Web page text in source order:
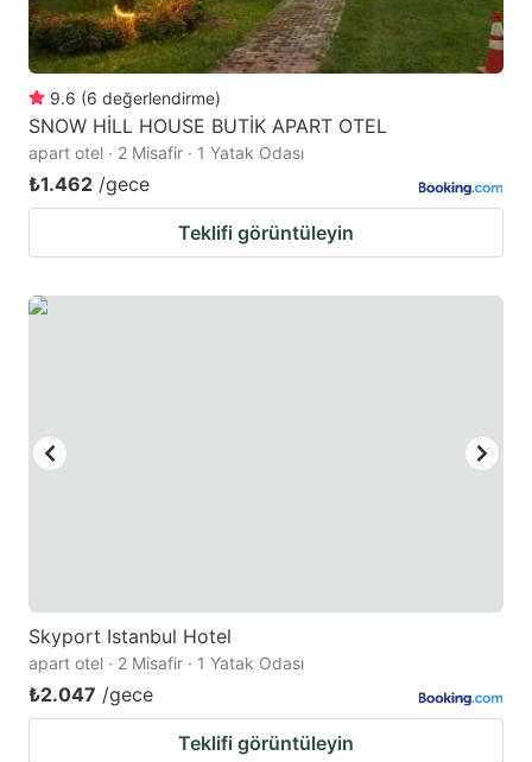
9.6 (6 değerlendirme)
SNOW HİLL HOUSE BUTİK APART OTEL
apart otel · 2 Misafir · 1 Yatak Odası
₺1.462 /gece
Teklifi görüntüleyin
Skyport Istanbul Hotel
apart otel · 2 Misafir · 1 Yatak Odası
₺2.047 /gece
Teklifi görüntüleyin